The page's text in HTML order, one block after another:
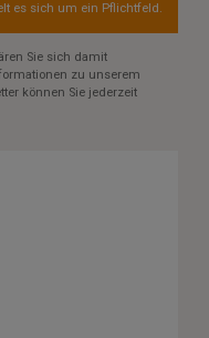
es sich um ein Pflichtfeld.
Sie sich damit
zu unserem
können Sie jederzeit